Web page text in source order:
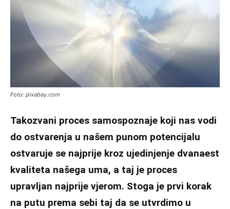
Foto: pixabay.com
Takozvani proces samospoznaje koji nas vodi
do ostvarenja u našem punom potencijalu
ostvaruje se najprije kroz ujedinjenje dvanaest
kvaliteta našega uma, a taj je proces
upravljan najprije vjerom. Stoga je prvi korak
na putu prema sebi taj da se utvrdimo u